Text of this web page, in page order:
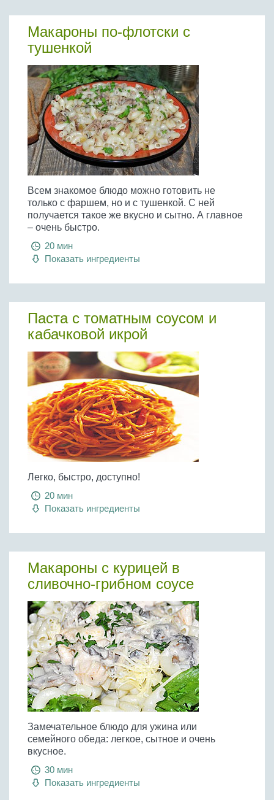
Макароны по-флотски с
тушенкой
Всем знакомое блюдо можно готовить не
только с фаршем, но и с тушенкой. С ней
получается такое же вкусно и сытно. А главное
– очень быстро.
20 мин
Показать ингредиенты
Паста с томатным соусом и
кабачковой икрой
Легко, быстро, доступно!
20 мин
Показать ингредиенты
Макароны с курицей в
сливочно-грибном соусе
Замечательное блюдо для ужина или
семейного обеда: легкое, сытное и очень
вкусное.
30 мин
Показать ингредиенты